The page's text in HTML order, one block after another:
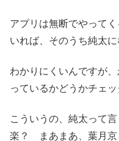
アプリは無断でやって
いれば、そのうち純太に
わかりにくいんですが
っているかどうかチェッ
こういうの、純太って
楽？ まあまあ、葉月京